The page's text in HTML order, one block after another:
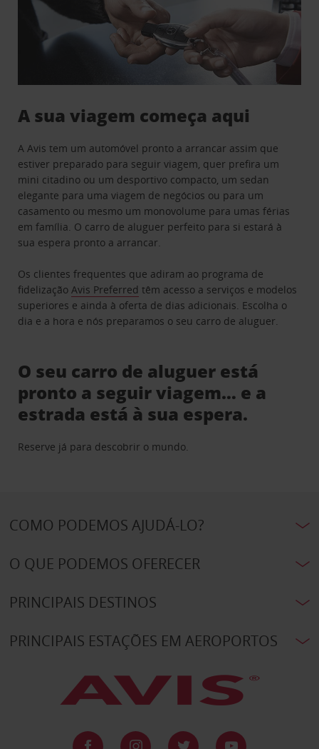
A sua viagem começa aqui
A Avis tem um automóvel pronto a arrancar assim que
estiver preparado para seguir viagem, quer prefira um
mini citadino ou um desportivo compacto, um sedan
elegante para uma viagem de negócios ou para um
casamento ou mesmo um monovolume para umas férias
em família. O carro de aluguer perfeito para si estará à
sua espera pronto a arrancar.
Os clientes frequentes que adiram ao programa de
fidelizaçãoAvis Preferred têm acesso a serviços e modelos
superiores e ainda à oferta de dias adicionais. Escolha o
dia e a hora e nós preparamos o seu carro de aluguer.
O seu carro de aluguer está
pronto a seguir viagem… e a
estrada está à sua espera.
Reserve já para descobrir o mundo.
COMO PODEMOS AJUDÁ-LO?
O QUE PODEMOS OFERECER
PRINCIPAIS DESTINOS
PRINCIPAIS ESTAÇÕES EM AEROPORTOS